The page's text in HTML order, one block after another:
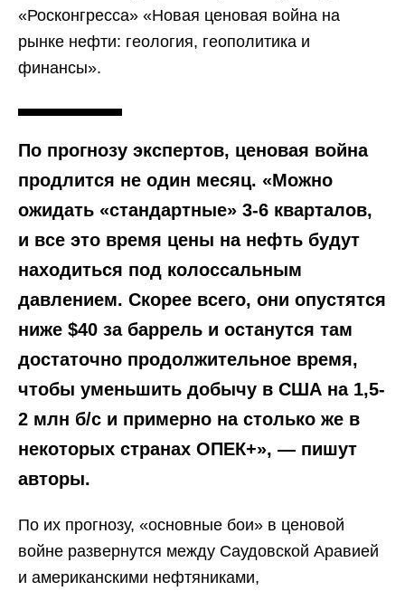
«Росконгресса» «Новая ценовая война на
рынке нефти: геология, геополитика и
финансы».
По прогнозу экспертов, ценовая война
продлится не один месяц. «Можно
ожидать «стандартные» 3-6 кварталов,
и все это время цены на нефть будут
находиться под колоссальным
давлением. Скорее всего, они опустятся
ниже $40 за баррель и останутся там
достаточно продолжительное время,
чтобы уменьшить добычу в США на 1,5-
2 млн б/с и примерно на столько же в
некоторых странах ОПЕК+», — пишут
авторы.
По их прогнозу, «основные бои» в ценовой
войне развернутся между Саудовской Аравией
и американскими нефтяниками,